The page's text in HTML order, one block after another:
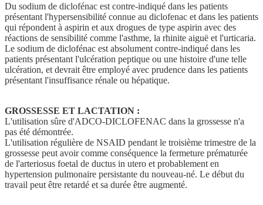
Du sodium de diclofénac est contre-indiqué dans les patients
présentant l'hypersensibilité connue au diclofenac et dans les patients
qui répondent à aspirin et aux drogues de type aspirin avec des
réactions de sensibilité comme l'asthme, la rhinite aiguë et l'urticaria.
Le sodium de diclofénac est absolument contre-indiqué dans les
patients présentant l'ulcération peptique ou une histoire d'une telle
ulcération, et devrait être employé avec prudence dans les patients
présentant l'insuffisance rénale ou hépatique.
GROSSESSE ET LACTATION :
L'utilisation sûre d'ADCO-DICLOFENAC dans la grossesse n'a
pas été démontrée.
L'utilisation régulière de NSAID pendant le troisième trimestre de la
grossesse peut avoir comme conséquence la fermeture prématurée
de l'arteriosus foetal de ductus in utero et probablement en
hypertension pulmonaire persistante du nouveau-né. Le début du
travail peut être retardé et sa durée être augmenté.